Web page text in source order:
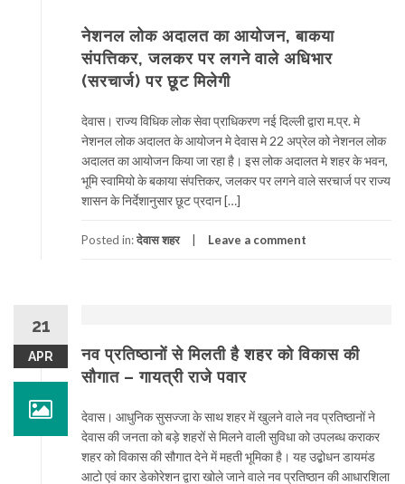
नेशनल लोक अदालत का आयोजन, बाकया
संपत्तिकर, जलकर पर लगने वाले अधिभार
(सरचार्ज) पर छूट मिलेगी
देवास। राज्य विधिक लोक सेवा प्राधिकरण नई दिल्ली द्वारा म.प्र. मे
नेशनल लोक अदालत के आयोजन मे देवास मे 22 अप्रेल को नेशनल लोक
अदालत का आयोजन किया जा रहा है। इस लोक अदालत मे शहर के भवन,
भूमि स्वामियो के बकाया संपत्तिकर, जलकर पर लगने वाले सरचार्ज पर राज्य
शासन के निर्देशानुसार छूट प्रदान […]
Posted in:देवास शहर Leave a comment
21
APR
नव प्रतिष्ठानों से मिलती है शहर को विकास की
सौगात – गायत्री राजे पवार
देवास। आधुनिक सुसज्जा के साथ शहर में खुलने वाले नव प्रतिष्ठानों ने
देवास की जनता को बड़े शहरों से मिलने वाली सुविधा को उपलब्ध कराकर
शहर को विकास की सौगात देने में महती भूमिका है। यह उद्बोधन डायमंड
आटो एवं कार डेकोरेशन द्वारा खोले जाने वाले नव प्रतिष्ठान की आधारशिला